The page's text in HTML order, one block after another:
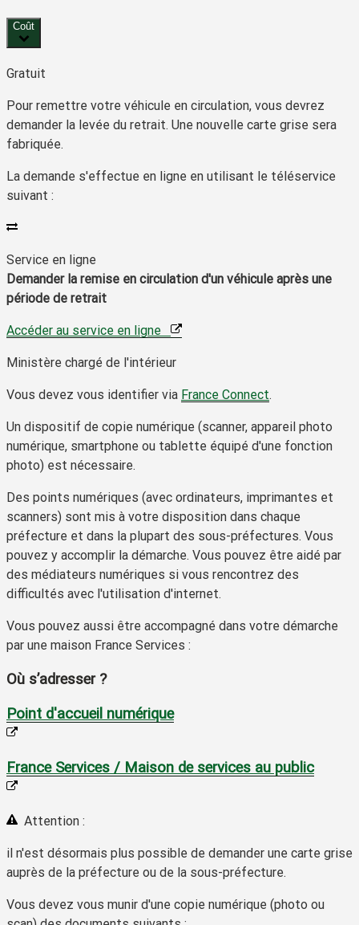
Coût
Gratuit
Pour remettre votre véhicule en circulation, vous devrez
demander la levée du retrait. Une nouvelle carte grise sera
fabriquée.
La demande s'effectue en ligne en utilisant le téléservice
suivant :
Service en ligne
Demander la remise en circulation d'un véhicule après une
période de retrait
Accéder au service en ligne
Ministère chargé de l'intérieur
Vous devez vous identifier via France Connect.
Un dispositif de copie numérique (scanner, appareil photo
numérique, smartphone ou tablette équipé d'une fonction
photo) est nécessaire.
Des points numériques (avec ordinateurs, imprimantes et
scanners) sont mis à votre disposition dans chaque
préfecture et dans la plupart des sous-préfectures. Vous
pouvez y accomplir la démarche. Vous pouvez être aidé par
des médiateurs numériques si vous rencontrez des
difficultés avec l'utilisation d'internet.
Vous pouvez aussi être accompagné dans votre démarche
par une maison France Services :
Où s’adresser ?
Point d'accueil numérique
France Services / Maison de services au public
Attention :
il n'est désormais plus possible de demander une carte grise
auprès de la préfecture ou de la sous-préfecture.
Vous devez vous munir d'une copie numérique (photo ou